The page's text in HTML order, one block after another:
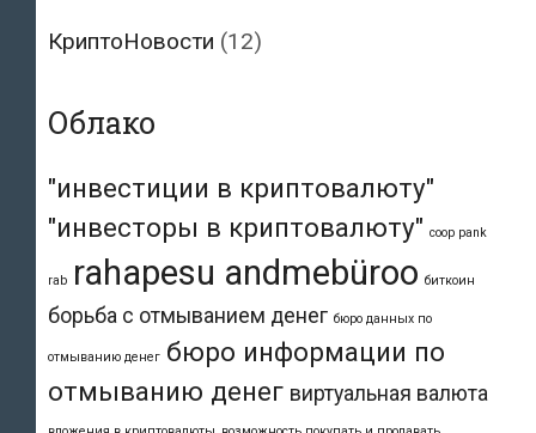
КриптоНовости (12)
Облако
"инвестиции в криптовалюту"
"инвесторы в криптовалюту" coop pank
rab rahapesu andmebüroo биткоин
борьба с отмыванием денег бюро данных по
отмыванию денег бюро информации по
отмыванию денег виртуальная валюта